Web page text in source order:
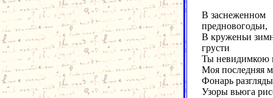
В заснеженном
предновогодьи,
В круженьи
грусти
Ты невидимкою
Моя последняя
Фонарь
Узоры вьюга